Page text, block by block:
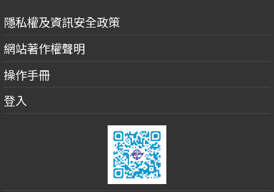
隱私權及資訊安全政策
網站著作權聲明
操作手冊
登入